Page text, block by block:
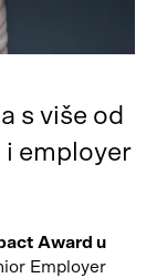
s više od
i employer
Award u
Employer